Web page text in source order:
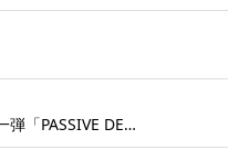
「PASSIVE DE…